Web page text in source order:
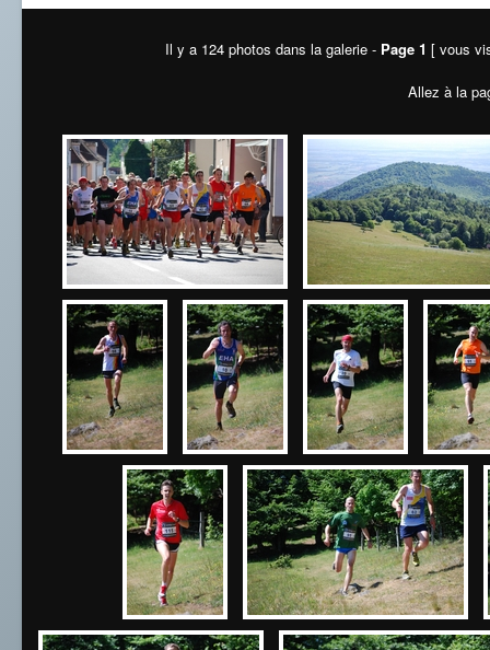
Il y a 124 photos dans la galerie - Page 1 [ vous
Allez à la